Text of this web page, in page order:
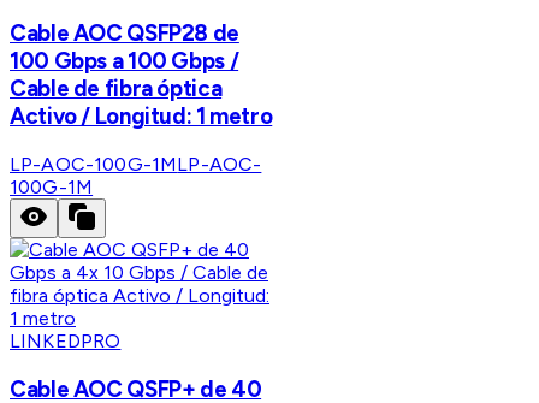
Cable AOC QSFP28 de
100 Gbps a 100 Gbps /
Cable de fibra óptica
Activo / Longitud: 1 metro
LP-AOC-100G-1MLP-AOC-
100G-1M
LINKEDPRO
Cable AOC QSFP+ de 40